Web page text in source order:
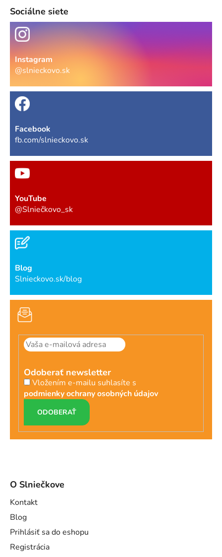
Sociálne siete
Instagram
@slnieckovo.sk
Facebook
fb.com/slnieckovo.sk
YouTube
@Slniečkovo_sk
Blog
Slnieckovo.sk/blog
Odoberať newsletter
Vložením e-mailu suhlasíte s
podmienky ochrany osobných údajov
PRIHLÁSIŤ
SA
O Slniečkove
Kontakt
Blog
Prihlásiť sa do eshopu
Registrácia